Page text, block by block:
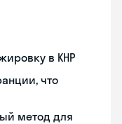
в КНР
что
метод для